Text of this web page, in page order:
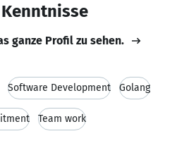
ganze Profil zu sehen.
Software Development Golang
Team work